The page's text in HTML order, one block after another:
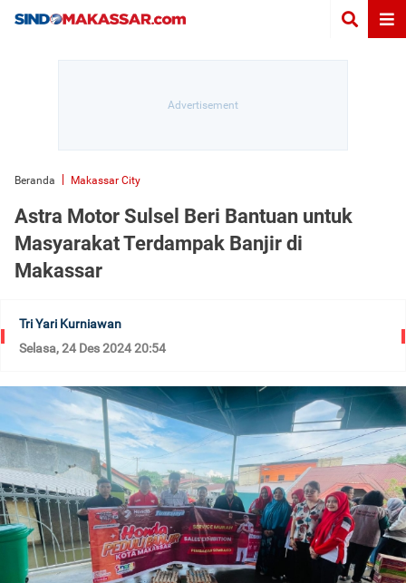
Beranda Makassar City
Astra Motor Sulsel Beri Bantuan untuk
Masyarakat Terdampak Banjir di
Makassar
Tri Yari Kurniawan
Selasa, 24 Des 2024 20:54